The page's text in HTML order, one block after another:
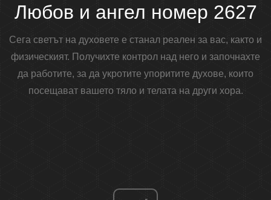
Любов и ангел номер 2627
Сега светът на духовете е станал реален за вас, както и
физическият. Получихте контрол над него и започнахте
да работите, за да укротите упоритите духове, които
посещават вашето тяло и телата на други хора.